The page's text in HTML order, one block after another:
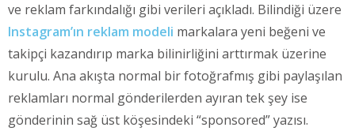
ve reklam farkındalığı gibi verileri açıkladı. Bilindiği üzere
Instagram’ın reklam modeli markalara yeni beğeni ve
takipçi kazandırıp marka bilinirliğini arttırmak üzerine
kurulu. Ana akışta normal bir fotoğrafmış gibi paylaşılan
reklamları normal gönderilerden ayıran tek şey ise
gönderinin sağ üst köşesindeki “sponsored” yazısı.